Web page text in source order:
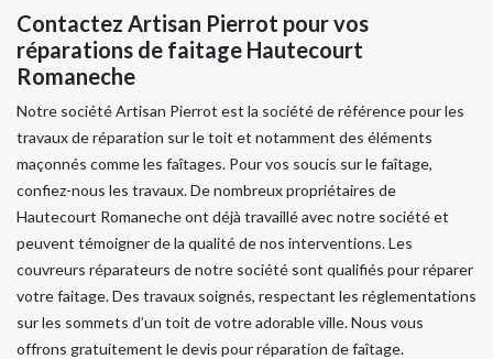
Contactez Artisan Pierrot pour vos
réparations de faitage Hautecourt
Romaneche
Notre société Artisan Pierrot est la société de référence pour les
travaux de réparation sur le toit et notamment des éléments
maçonnés comme les faîtages. Pour vos soucis sur le faîtage,
confiez-nous les travaux. De nombreux propriétaires de
Hautecourt Romaneche ont déjà travaillé avec notre société et
peuvent témoigner de la qualité de nos interventions. Les
couvreurs réparateurs de notre société sont qualifiés pour réparer
votre faitage. Des travaux soignés, respectant les réglementations
sur les sommets d’un toit de votre adorable ville. Nous vous
offrons gratuitement le devis pour réparation de faîtage.